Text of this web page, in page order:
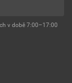
v době 7:00–17:00